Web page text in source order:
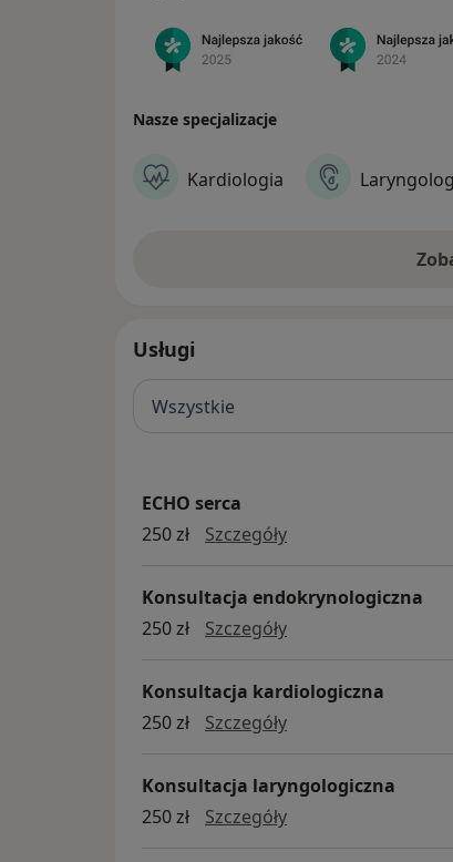
ofertą na stronie www. Oferujemy
echokardiograficzne), EKG, holter RR
Nasze specjalizacje
Kardiologia
Usługi
Wszystkie
ECHO serca
250 zł
SzczegółyECHO serca
Konsultacja endokrynologiczna
250 zł
SzczegółyKonsultacja
Konsultacja kardiologiczna
250 zł
Szczegółykonsultacja
Konsultacja laryngologiczna
250 zł
Szczegółykonsultacja